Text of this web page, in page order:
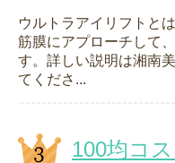
ウルトラアイリフトと
筋膜にアプローチして
す。詳しい説明は湘南
てくださ...
100均コ